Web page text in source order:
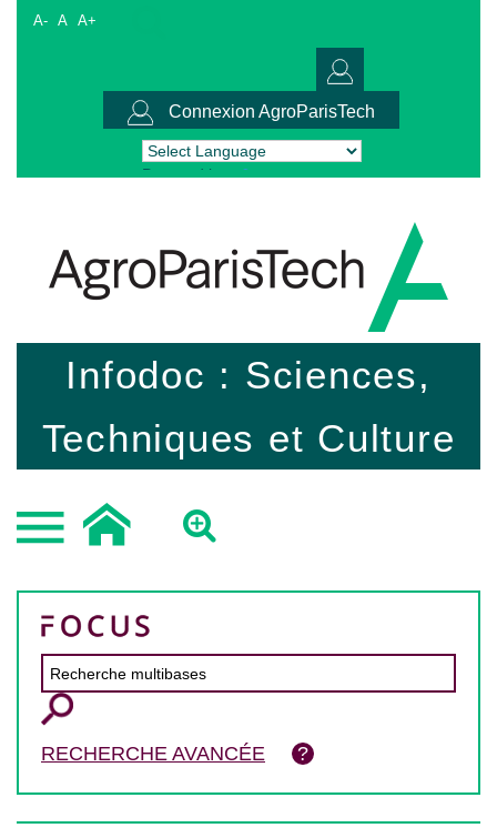
A- A A+
Connexion AgroParisTech
Powered by Translate
Infodoc : Sciences,
Techniques et Culture
RECHERCHE AVANCÉE